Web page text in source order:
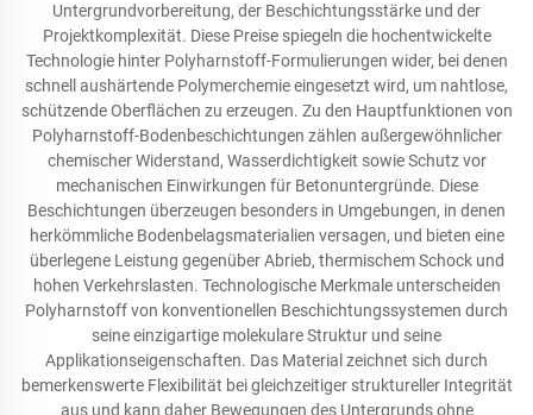
Untergrundvorbereitung, der Beschichtungsstärke und der
Projektkomplexität. Diese Preise spiegeln die hochentwickelte
Technologie hinter Polyharnstoff-Formulierungen wider, bei denen
schnell aushärtende Polymerchemie eingesetzt wird, um nahtlose,
schützende Oberflächen zu erzeugen. Zu den Hauptfunktionen von
Polyharnstoff-Bodenbeschichtungen zählen außergewöhnlicher
chemischer Widerstand, Wasserdichtigkeit sowie Schutz vor
mechanischen Einwirkungen für Betonuntergründe. Diese
Beschichtungen überzeugen besonders in Umgebungen, in denen
herkömmliche Bodenbelagsmaterialien versagen, und bieten eine
überlegene Leistung gegenüber Abrieb, thermischem Schock und
hohen Verkehrslasten. Technologische Merkmale unterscheiden
Polyharnstoff von konventionellen Beschichtungssystemen durch
seine einzigartige molekulare Struktur und seine
Applikationseigenschaften. Das Material zeichnet sich durch
bemerkenswerte Flexibilität bei gleichzeitiger struktureller Integrität
aus und kann daher Bewegungen des Untergrunds ohne